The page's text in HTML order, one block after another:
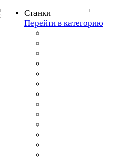
Станки
Перейти в категорию